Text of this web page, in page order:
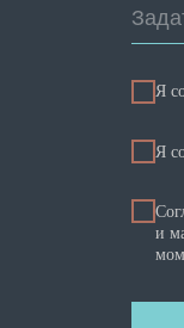
Я
Я
и